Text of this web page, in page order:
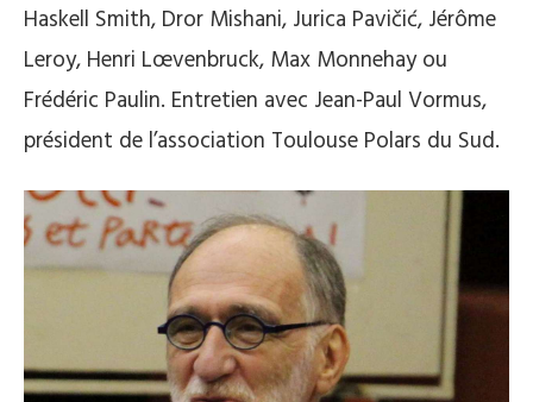
Haskell Smith, Dror Mishani, Jurica Pavičić, Jérôme
Leroy, Henri Lœvenbruck, Max Monnehay ou
Frédéric Paulin. Entretien avec Jean-Paul Vormus,
président de l’association Toulouse Polars du Sud.